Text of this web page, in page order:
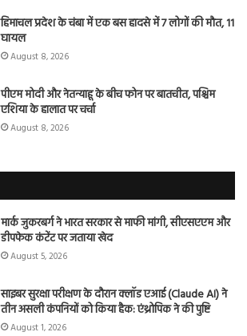
हिमाचल प्रदेश के चंबा में एक बस हादसे में 7 लोगों की मौत, 11
घायल
August 8, 2026
पीएम मोदी और नेतन्याहू के बीच फोन पर बातचीत, पश्चिम
एशिया के हालात पर चर्चा
August 8, 2026
मार्क जुकरबर्ग ने भारत सरकार से माफी मांगी, सीएसएएम और
डीपफेक कंटेंट पर जताया खेद
August 5, 2026
साइबर सुरक्षा परीक्षण के दौरान क्लॉड एआई (Claude AI) ने
तीन असली कंपनियों को किया हैक: एंथ्रोपिक ने की पुष्टि
August 1, 2026